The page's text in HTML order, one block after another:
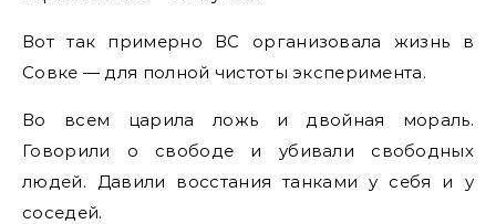
Вот так примерно ВС организовала жизнь в
Совке — для полной чистоты эксперимента.
Во всем царила ложь и двойная мораль.
Говорили о свободе и убивали свободных
людей. Давили восстания танками у себя и у
соседей.